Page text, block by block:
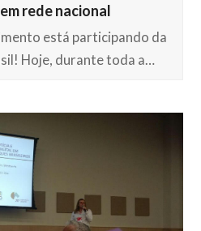
rede nacional
está participando da
Hoje, durante toda a…